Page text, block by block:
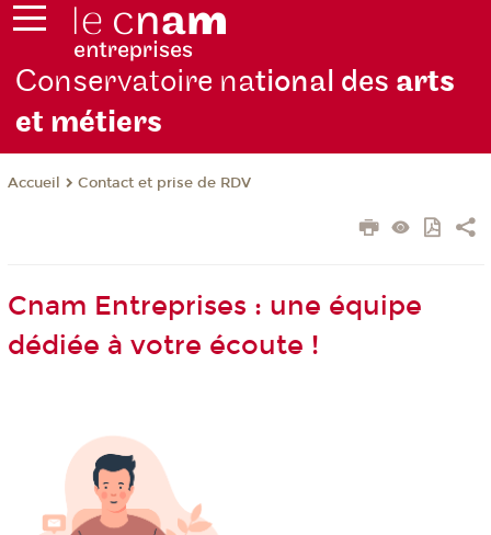
Conservatoire national des arts
et métiers
Accueil Contact et prise de RDV
Cnam Entreprises : une équipe
dédiée à votre écoute !